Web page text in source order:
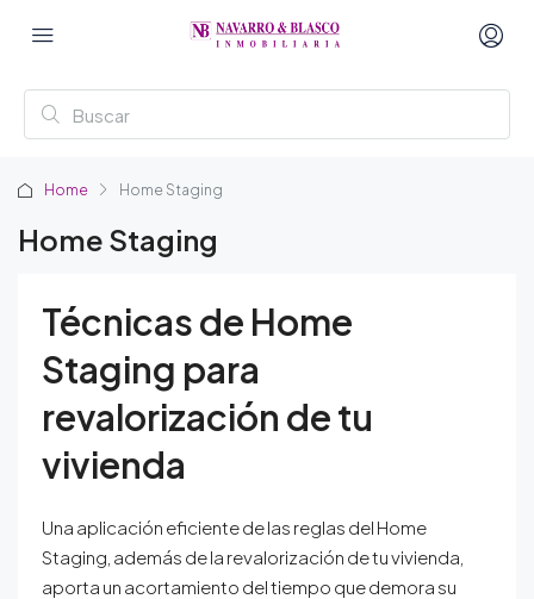
Home Home Staging
Home Staging
Técnicas de Home
Staging para
revalorización de tu
vivienda
Una aplicación eficiente de las reglas del Home
Staging, además de la revalorización de tu vivienda,
aporta un acortamiento del tiempo que demora su